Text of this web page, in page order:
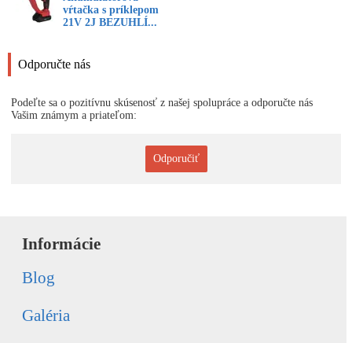
vŕtačka s príklepom
21V 2J BEZUHLÍ...
Odporučte nás
Podeľte sa o pozitívnu skúsenosť z našej spolupráce a odporučte nás
Vašim známym a priateľom:
Odporučiť
Informácie
Blog
Galéria